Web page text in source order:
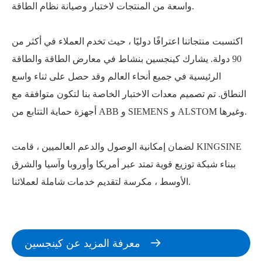
واسعة من المنتجات لاختبار وصيانة نظام الطاقة.
اكتسبت منتجاتنا اعترافًا دوليًا ، حيث تخدم العملاء في أكثر من
90 دولة. يشارك كينجسين بنشاط في معارض الطاقة والطاقة
الرئيسية في جميع أنحاء العالم وقد حصل على ثناء واسع
النطاق. تم تصميم معدات الاختبار الخاصة بنا لتكون متوافقة مع
أجهزة حماية التتابع من ABB و SIEMENS و ALSTOM وغيرها.
لضمان إمكانية الوصول والدعم العالميين ، قامت KINGSINE
ببناء شبكة توزيع قوية تمتد عبر أمريكا وأوروبا وآسيا والشرق
الأوسط ، مكرسة لتقديم خدمات شاملة لعملائنا.
